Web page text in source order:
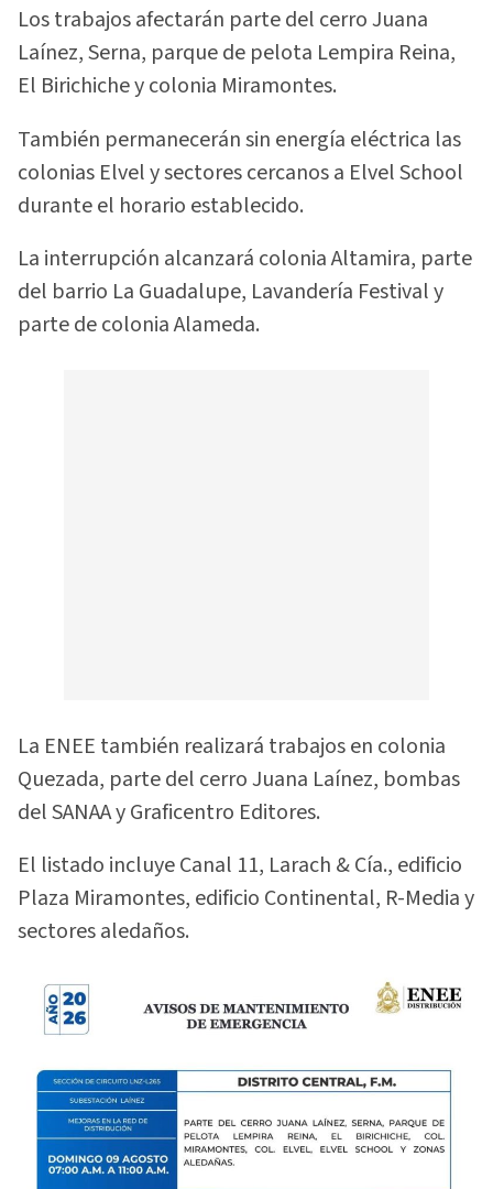
Los trabajos afectarán parte del cerro Juana
Laínez, Serna, parque de pelota Lempira Reina,
El Birichiche y colonia Miramontes.
También permanecerán sin energía eléctrica las
colonias Elvel y sectores cercanos a Elvel School
durante el horario establecido.
La interrupción alcanzará colonia Altamira, parte
del barrio La Guadalupe, Lavandería Festival y
parte de colonia Alameda.
La ENEE también realizará trabajos en colonia
Quezada, parte del cerro Juana Laínez, bombas
del SANAA y Graficentro Editores.
El listado incluye Canal 11, Larach & Cía., edificio
Plaza Miramontes, edificio Continental, R-Media y
sectores aledaños.